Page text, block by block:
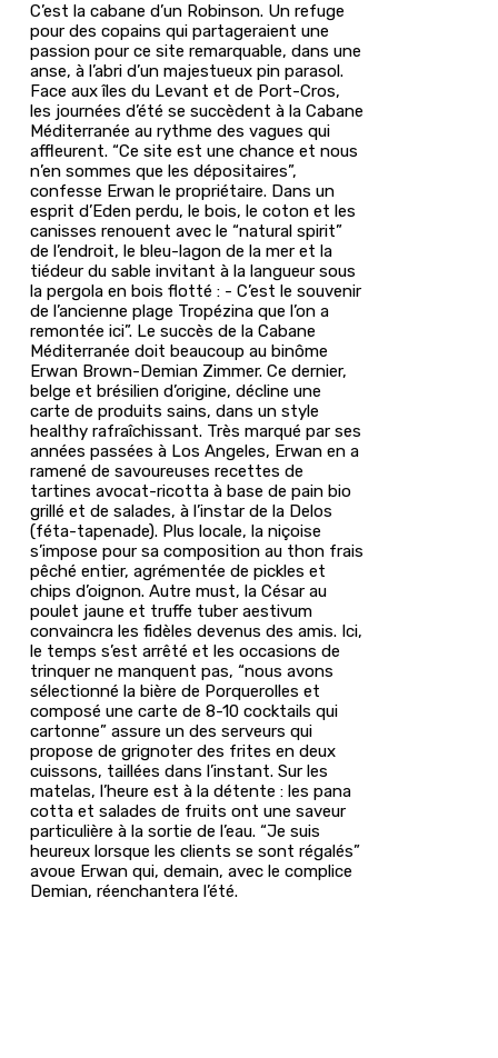
C’est la cabane d’un Robinson. Un refuge
pour des copains qui partageraient une
passion pour ce site remarquable, dans une
anse, à l’abri d’un majestueux pin parasol.
Face aux îles du Levant et de Port-Cros,
les journées d’été se succèdent à la Cabane
Méditerranée au rythme des vagues qui
affleurent. “Ce site est une chance et nous
n’en sommes que les dépositaires”,
confesse Erwan le propriétaire. Dans un
esprit d’Eden perdu, le bois, le coton et les
canisses renouent avec le “natural spirit”
de l’endroit, le bleu-lagon de la mer et la
tiédeur du sable invitant à la langueur sous
la pergola en bois flotté : - C’est le souvenir
de l’ancienne plage Tropézina que l’on a
remontée ici”. Le succès de la Cabane
Méditerranée doit beaucoup au binôme
Erwan Brown-Demian Zimmer. Ce dernier,
belge et brésilien d’origine, décline une
carte de produits sains, dans un style
healthy rafraîchissant. Très marqué par ses
années passées à Los Angeles, Erwan en a
ramené de savoureuses recettes de
tartines avocat-ricotta à base de pain bio
grillé et de salades, à l’instar de la Delos
(féta-tapenade). Plus locale, la niçoise
s’impose pour sa composition au thon frais
pêché entier, agrémentée de pickles et
chips d’oignon. Autre must, la César au
poulet jaune et truffe tuber aestivum
convaincra les fidèles devenus des amis. Ici,
le temps s’est arrêté et les occasions de
trinquer ne manquent pas, “nous avons
sélectionné la bière de Porquerolles et
composé une carte de 8-10 cocktails qui
cartonne” assure un des serveurs qui
propose de grignoter des frites en deux
cuissons, taillées dans l’instant. Sur les
matelas, l’heure est à la détente : les pana
cotta et salades de fruits ont une saveur
particulière à la sortie de l’eau. “Je suis
heureux lorsque les clients se sont régalés”
avoue Erwan qui, demain, avec le complice
Demian, réenchantera l’été.